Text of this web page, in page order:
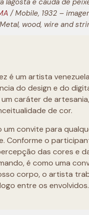
lagosta e cauda de
/ Mobile, 1932 –
wood, wire and
é um artista
do design e do
caráter de
de cor.
um convite para
Conforme o
das cores e
é como uma
corpo, o artista
entre os envolvidos.